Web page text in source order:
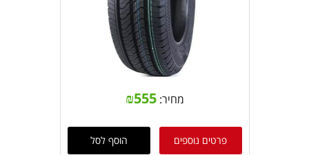
מחיר: ₪555
פרטים נוספים הוסף לסל